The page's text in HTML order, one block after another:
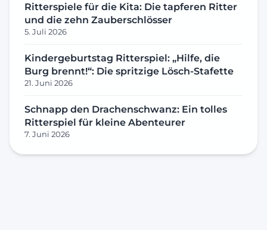
Ritterspiele für die Kita: Die tapferen Ritter
und die zehn Zauberschlösser
5. Juli 2026
Kindergeburtstag Ritterspiel: „Hilfe, die
Burg brennt!“: Die spritzige Lösch-Stafette
21. Juni 2026
Schnapp den Drachenschwanz: Ein tolles
Ritterspiel für kleine Abenteurer
7. Juni 2026